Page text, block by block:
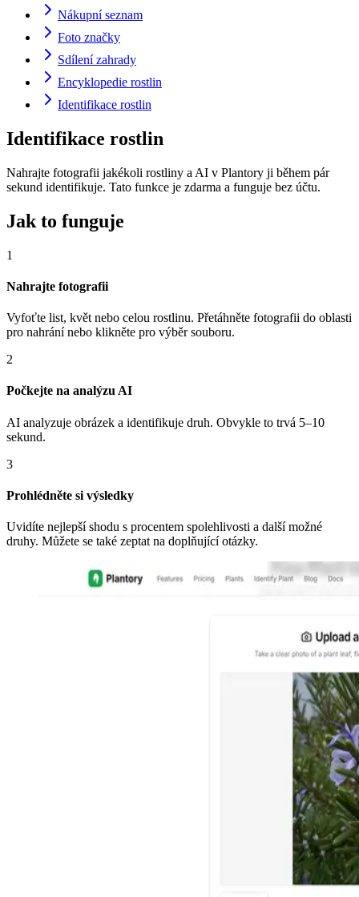
Nákupní seznam
Foto značky
Sdílení zahrady
Encyklopedie rostlin
Identifikace rostlin
Identifikace rostlin
Nahrajte fotografii jakékoli rostliny a AI v Plantory ji během pár
sekund identifikuje. Tato funkce je zdarma a funguje bez účtu.
Jak to funguje
1
Nahrajte fotografii
Vyfoťte list, květ nebo celou rostlinu. Přetáhněte fotografii do oblasti
pro nahrání nebo klikněte pro výběr souboru.
2
Počkejte na analýzu AI
AI analyzuje obrázek a identifikuje druh. Obvykle to trvá 5–10
sekund.
3
Prohlédněte si výsledky
Uvidíte nejlepší shodu s procentem spolehlivosti a další možné
druhy. Můžete se také zeptat na doplňující otázky.